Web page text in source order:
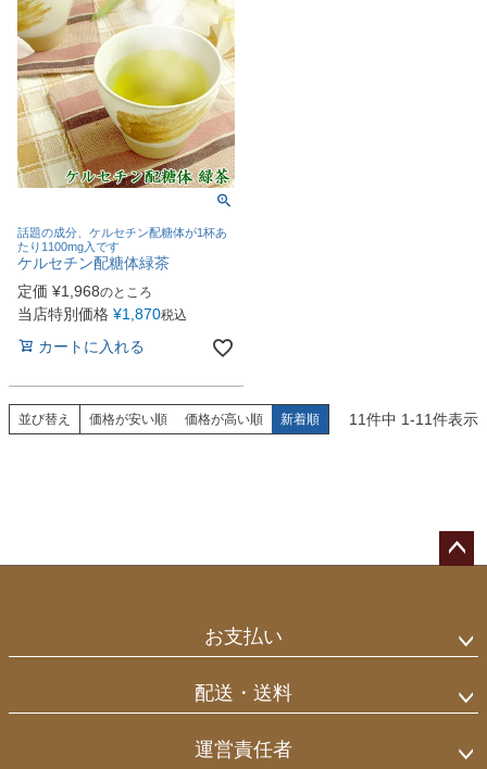
話題の成分、ケルセチン配糖体が1杯あ
たり1100mg入です
ケルセチン配糖体緑茶
定価 ¥1,968のところ
当店特別価格 ¥1,870税込
カートに入れる
並び替え 価格が安い順 価格が高い順 新着順 11件中 1-11件表示
お支払い
配送・送料
運営責任者